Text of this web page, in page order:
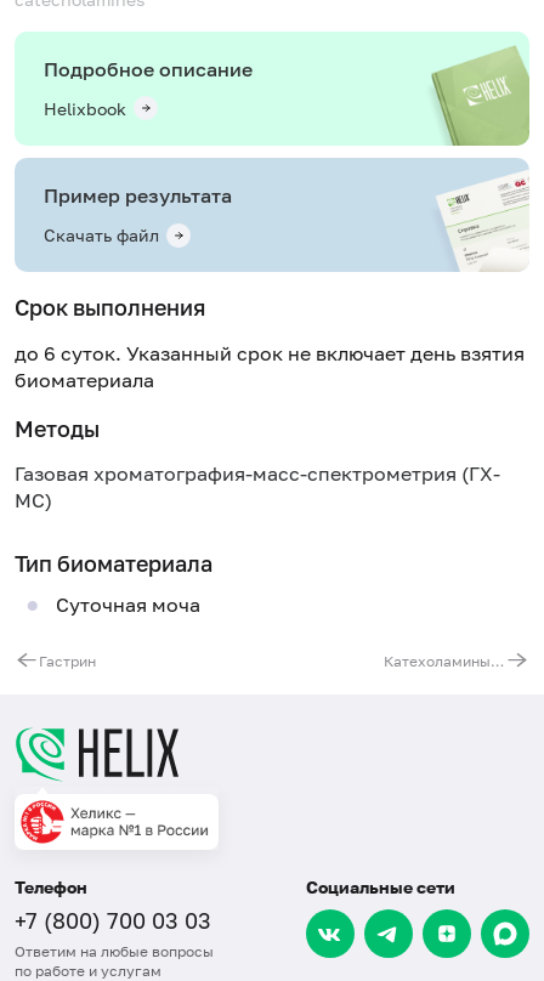
Подробное описание
Helixbook
Пример результата
Скачать файл
Срок выполнения
до 6 суток. Указанный срок не включает день взятия
биоматериала
Методы
Газовая хроматография-масс-спектрометрия (ГХ-
МС)
Тип биоматериала
Суточная моча
Гастрин Катехоламины (адреналин, норадреналин, дофамин) и их метаболиты (ванилилминдальная кислота, гомованилиновая кислота, 5-гидроксииндолуксусная кислота) в моче
Телефон
+7 (800) 700 03 03
Ответим на любые вопросы
по работе и услугам
Социальные сети